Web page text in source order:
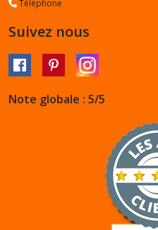
Téléphone
Suivez nous
Note globale : 5/5